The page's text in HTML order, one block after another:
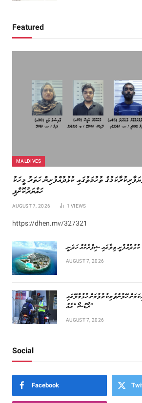
Featured
MALDIVES
ތުހުމަތުގައި ކުޅުދުއްފުށިން ހަތަރު މީހަކު
ހައްޔަރުކޮށްފި
AUGUST 7, 2026 1VIEWS
https://dhen.mv/327321
ކުޅުދުއްފުށީ ތިލާގައި ޝިޕްރެކެއް ހަދަނީ
AUGUST 7, 2026
ހޭލުންތެރިކުރުވުމަށް ހުޅުމާލޭގައި
“ރޯޑްޝޯ” އެއް
AUGUST 7, 2026
Social
Facebook